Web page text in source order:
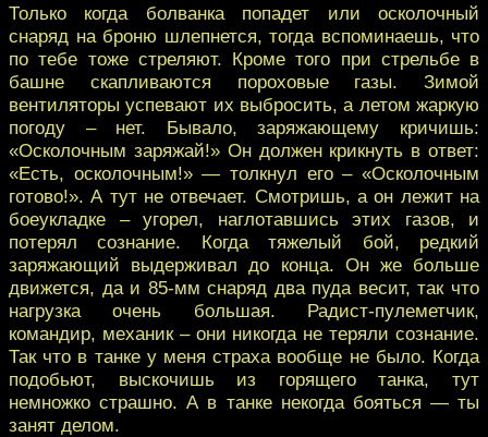
Только когда болванка попадет или осколочный
снаряд на броню шлепнется, тогда вспоминаешь, что
по тебе тоже стреляют. Кроме того при стрельбе в
башне скапливаются пороховые газы. Зимой
вентиляторы успевают их выбросить, а летом жаркую
погоду – нет. Бывало, заряжающему кричишь:
«Осколочным заряжай!» Он должен крикнуть в ответ:
«Есть, осколочным!» — толкнул его – «Осколочным
готово!». А тут не отвечает. Смотришь, а он лежит на
боеукладке – угорел, наглотавшись этих газов, и
потерял сознание. Когда тяжелый бой, редкий
заряжающий выдерживал до конца. Он же больше
движется, да и 85-мм снаряд два пуда весит, так что
нагрузка очень большая. Радист-пулеметчик,
командир, механик – они никогда не теряли сознание.
Так что в танке у меня страха вообще не было. Когда
подобьют, выскочишь из горящего танка, тут
немножко страшно. А в танке некогда бояться — ты
занят делом.